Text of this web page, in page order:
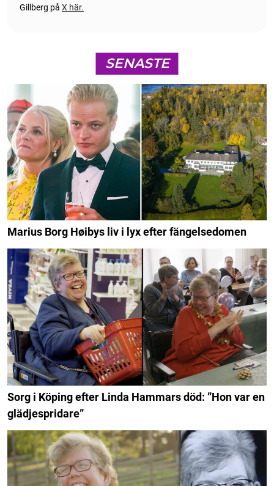
Gillberg på X här.
SENASTE
Marius Borg Høibys liv i lyx efter fängelsedomen
Sorg i Köping efter Linda Hammars död: ”Hon var en
glädjespridare”